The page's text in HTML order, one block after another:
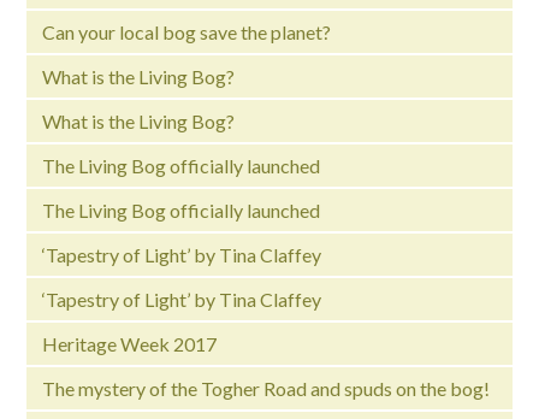
Can your local bog save the planet?
What is the Living Bog?
What is the Living Bog?
The Living Bog officially launched
The Living Bog officially launched
‘Tapestry of Light’ by Tina Claffey
‘Tapestry of Light’ by Tina Claffey
Heritage Week 2017
The mystery of the Togher Road and spuds on the bog!